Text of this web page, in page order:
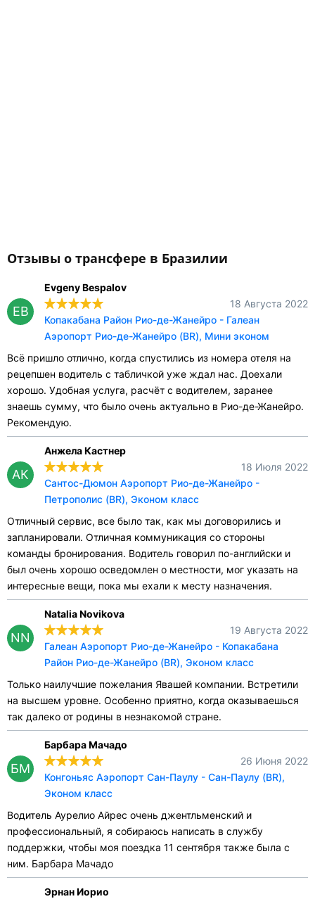
Отзывы о трансфере в Бразилии
EB
Evgeny Bespalov
18 Августа 2022
Копакабана Район Рио-де-Жанейро - Галеан
Аэропорт Рио-де-Жанейро (BR), Мини эконом
Всё пришло отлично, когда спустились из номера отеля на
рецепшен водитель с табличкой уже ждал нас. Доехали
хорошо. Удобная услуга, расчёт с водителем, заранее
знаешь сумму, что было очень актуально в Рио-де-Жанейро.
Рекомендую.
АК
Анжела Кастнер
18 Июля 2022
Сантос-Дюмон Аэропорт Рио-де-Жанейро -
Петрополис (BR), Эконом класс
Отличный сервис, все было так, как мы договорились и
запланировали. Отличная коммуникация со стороны
команды бронирования. Водитель говорил по-английски и
был очень хорошо осведомлен о местности, мог указать на
интересные вещи, пока мы ехали к месту назначения.
NN
Natalia Novikova
19 Августа 2022
Галеан Аэропорт Рио-де-Жанейро - Копакабана
Район Рио-де-Жанейро (BR), Эконом класс
Только наилучшие пожелания Явашей компании. Встретили
на высшем уровне. Особенно приятно, когда оказываешься
так далеко от родины в незнакомой стране.
БМ
Барбара Мачадо
26 Июня 2022
Конгоньяс Аэропорт Сан-Паулу - Сан-Паулу (BR),
Эконом класс
Водитель Аурелио Айрес очень джентльменский и
профессиональный, я собираюсь написать в службу
поддержки, чтобы моя поездка 11 сентября также была с
ним. Барбара Мачадо
Эрнан Иорио